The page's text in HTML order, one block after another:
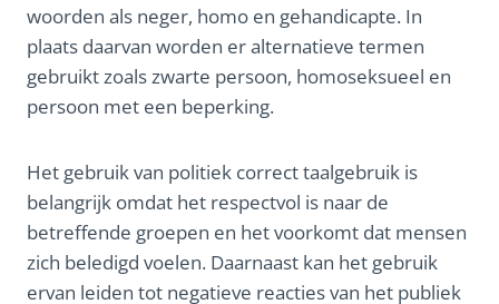
woorden als neger, homo en gehandicapte. In
plaats daarvan worden er alternatieve termen
gebruikt zoals zwarte persoon, homoseksueel en
persoon met een beperking.
Het gebruik van politiek correct taalgebruik is
belangrijk omdat het respectvol is naar de
betreffende groepen en het voorkomt dat mensen
zich beledigd voelen. Daarnaast kan het gebruik
ervan leiden tot negatieve reacties van het publiek